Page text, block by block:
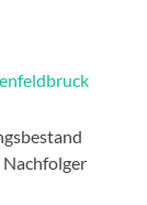
Nachfolger